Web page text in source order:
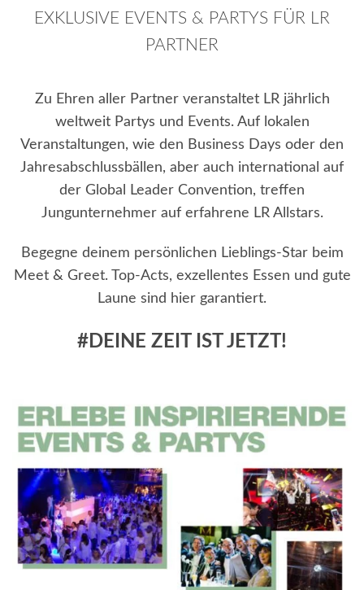
EXKLUSIVE EVENTS & PARTYS FÜR LR
PARTNER
Zu Ehren aller Partner veranstaltet LR jährlich
weltweit Partys und Events. Auf lokalen
Veranstaltungen, wie den Business Days oder den
Jahresabschlussbällen, aber auch international auf
der Global Leader Convention, treffen
Jungunternehmer auf erfahrene LR Allstars.
Begegne deinem persönlichen Lieblings-Star beim
Meet & Greet. Top-Acts, exzellentes Essen und gute
Laune sind hier garantiert.
#DEINE ZEIT IST JETZT!